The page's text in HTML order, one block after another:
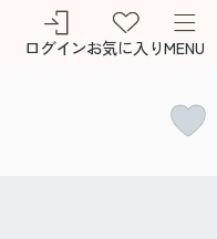
ログインお気に入りMENU